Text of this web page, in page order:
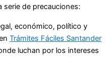
serie de precauciones:
económico, político y
Trámites Fáciles Santander
luchan por los intereses